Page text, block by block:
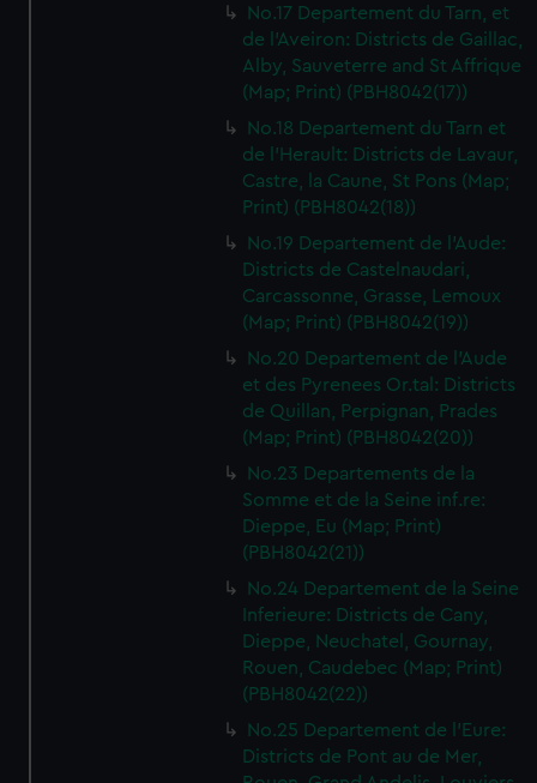
No.17 Departement du Tarn, et
de l'Aveiron: Districts de Gaillac,
Alby, Sauveterre and St Affrique
(Map; Print) (PBH8042(17))
No.18 Departement du Tarn et
de l'Herault: Districts de Lavaur,
Castre, la Caune, St Pons (Map;
Print) (PBH8042(18))
No.19 Departement de l'Aude:
Districts de Castelnaudari,
Carcassonne, Grasse, Lemoux
(Map; Print) (PBH8042(19))
No.20 Departement de l'Aude
et des Pyrenees Or.tal: Districts
de Quillan, Perpignan, Prades
(Map; Print) (PBH8042(20))
No.23 Departements de la
Somme et de la Seine inf.re:
Dieppe, Eu (Map; Print)
(PBH8042(21))
No.24 Departement de la Seine
Inferieure: Districts de Cany,
Dieppe, Neuchatel, Gournay,
Rouen, Caudebec (Map; Print)
(PBH8042(22))
No.25 Departement de l'Eure:
Districts de Pont au de Mer,